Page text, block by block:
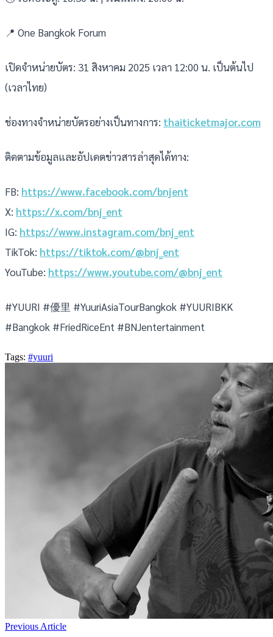
📍 One Bangkok Forum
เปิดจำหน่ายบัตร: 31 สิงหาคม 2025 เวลา 12:00 น. เป็นต้นไป
(เวลาไทย)
ช่องทางจำหน่ายบัตรอย่างเป็นทางการ: thaiticketmajor.com
ติดตามข้อมูลและอัปเดตข่าวสารล่าสุดได้ทาง:
FB: https://www.facebook.com/bnjent
X: https://x.com/bnj_ent
IG: https://www.instagram.com/bnj_ent
TikTok: https://tiktok.com/@bnj_ent
YouTube: https://www.youtube.com/@bnj_ent
#YUURI #優里 #YuuriAsiaTourBangkok #YUURIBKK
#Bangkok #FriedRiceEnt #BNJentertainment
Tags: #yuuri
Previous Article